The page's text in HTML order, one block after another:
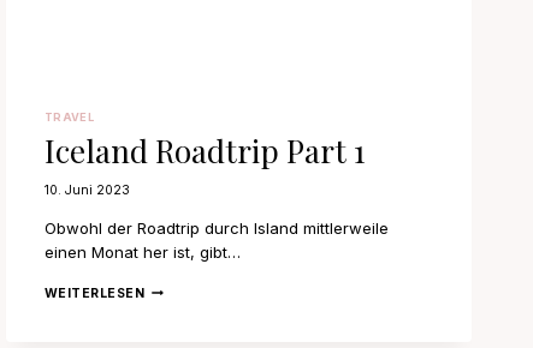
TRAVEL
Iceland Roadtrip Part 1
10. Juni 2023
Obwohl der Roadtrip durch Island mittlerweile
einen Monat her ist, gibt…
WEITERLESENICELAND